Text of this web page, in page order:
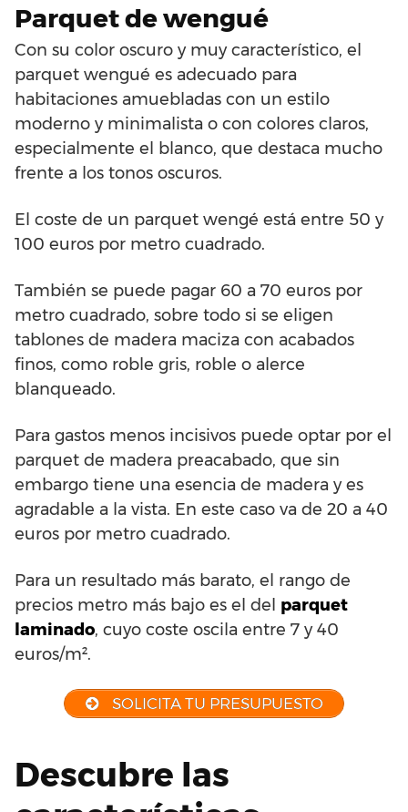
Parquet de wengué
Con su color oscuro y muy característico, el
parquet wengué es adecuado para
habitaciones amuebladas con un estilo
moderno y minimalista o con colores claros,
especialmente el blanco, que destaca mucho
frente a los tonos oscuros.
El coste de un parquet wengé está entre 50 y
100 euros por metro cuadrado.
También se puede pagar 60 a 70 euros por
metro cuadrado, sobre todo si se eligen
tablones de madera maciza con acabados
finos, como roble gris, roble o alerce
blanqueado.
Para gastos menos incisivos puede optar por el
parquet de madera preacabado, que sin
embargo tiene una esencia de madera y es
agradable a la vista. En este caso va de 20 a 40
euros por metro cuadrado.
Para un resultado más barato, el rango de
precios metro más bajo es el del parquet
laminado, cuyo coste oscila entre 7 y 40
euros/m².
SOLICITA TU PRESUPUESTO
Descubre las